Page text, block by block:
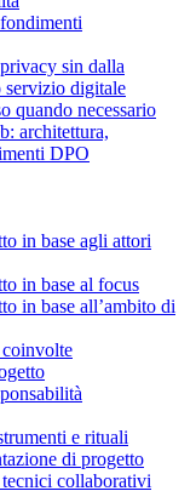
sin dalla
servizio digitale
quando necessario
architettura,
DPO
in base agli attori
in base al focus
in base all’ambito di
e rituali
di progetto
collaborativi